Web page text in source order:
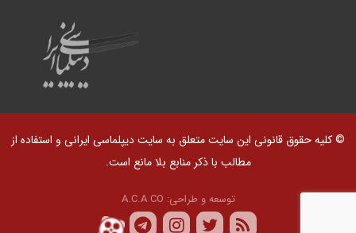
© کلیه حقوق قانونی این سایت متعلق به سایت دیپلماسی ایرانی و استفاده از
مطالب با ذکر منابع بلا مانع است.
توسعه و طراحی: A.C.A CO